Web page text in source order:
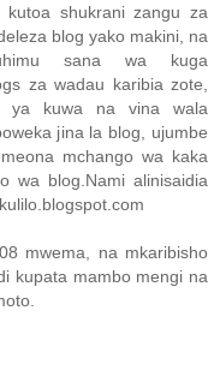
kutoa shukrani zangu za
blog yako makini, na
sana wa kuga
za wadau karibia zote,
ya kuwa na vina wala
jina la blog, ujumbe
mchango wa kaka
wa blog.Nami alinisaidia
mwema, na mkaribisho
kupata mambo mengi na